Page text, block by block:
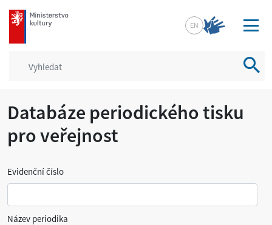
mkcr.cz
EN
Databáze periodického tisku
pro veřejnost
Evidenční číslo
Název periodika